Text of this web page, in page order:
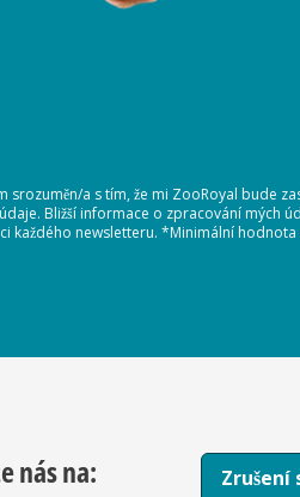
srozuměn/a s tím, že mi ZooRoyal bude
Bližší informace o zpracování mých
každého newsletteru. *Minimální
nás na: Zrušení